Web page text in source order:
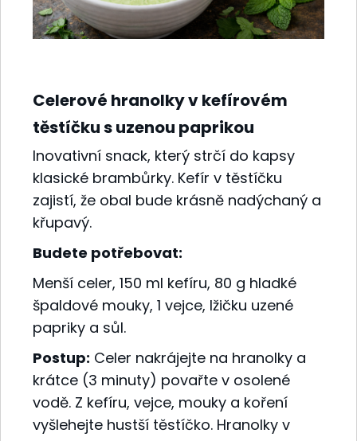
Celerové hranolky v kefírovém
těstíčku s uzenou paprikou
Inovativní snack, který strčí do kapsy
klasické brambůrky. Kefír v těstíčku
zajistí, že obal bude krásně nadýchaný a
křupavý.
Budete potřebovat:
Menší celer, 150 ml kefíru, 80 g hladké
špaldové mouky, 1 vejce, lžičku uzené
papriky a sůl.
Postup: Celer nakrájejte na hranolky a
krátce (3 minuty) povařte v osolené
vodě. Z kefíru, vejce, mouky a koření
vyšlehejte hustší těstíčko. Hranolky v